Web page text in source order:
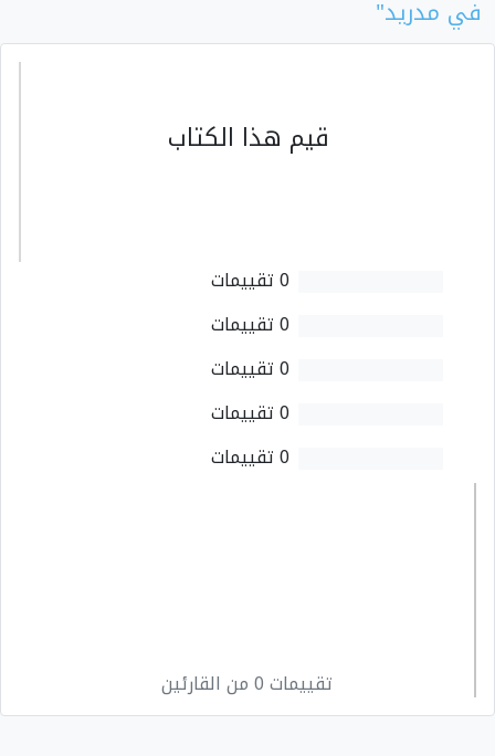
في مدريد"
قيم هذا الكتاب
0 تقييمات
0 تقييمات
0 تقييمات
0 تقييمات
0 تقييمات
تقييمات 0 من القارئين